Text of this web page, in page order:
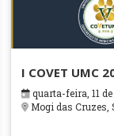
I COVET UMC
quarta-feira, 11
Mogi das Cruzes,